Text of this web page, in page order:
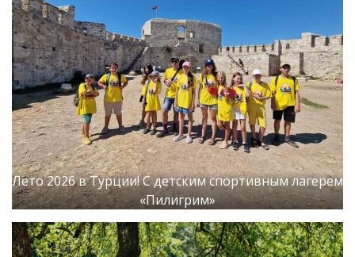
Лето 2026 в Турции! С детским спортивным лагерем
«Пилигрим»